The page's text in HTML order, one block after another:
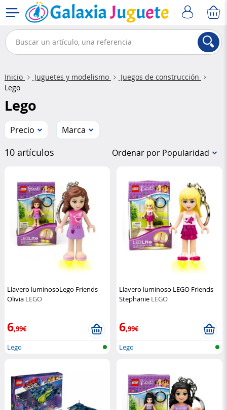
Inicio Juguetes y modelismo
Juegos de construcción
Lego
Lego
Precio Marca
10 artículos Ordenar por Popularidad
Llavero luminosoLego Friends -
Olivia LEGO
6,99€
Lego
Llavero luminoso LEGO Friends -
Stephanie LEGO
6,99€
Lego